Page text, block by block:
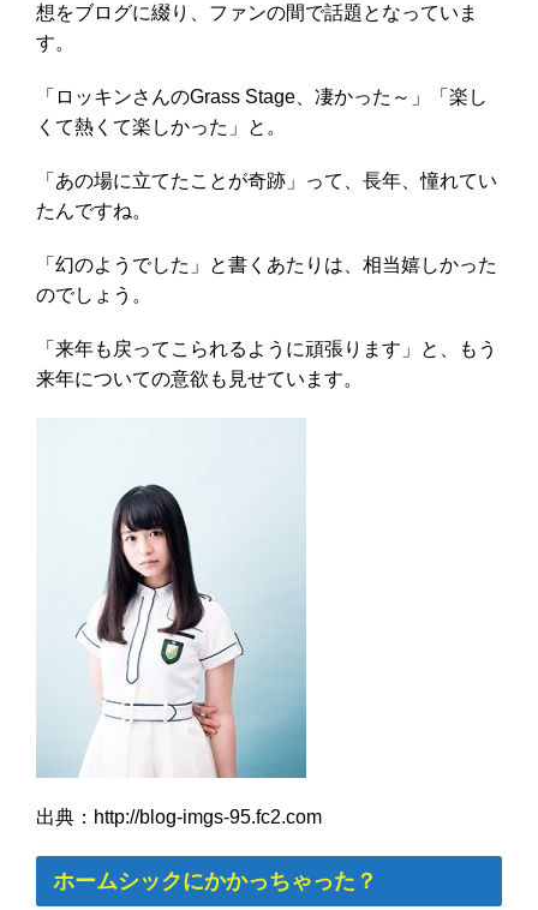
想をブログに綴り、ファンの間で話題となっていま
す。
「ロッキンさんのGrass Stage、凄かった～」「楽し
くて熱くて楽しかった」と。
「あの場に立てたことが奇跡」って、長年、憧れてい
たんですね。
「幻のようでした」と書くあたりは、相当嬉しかった
のでしょう。
「来年も戻ってこられるように頑張ります」と、もう
来年についての意欲も見せています。
出典：http://blog-imgs-95.fc2.com
ホームシックにかかっちゃった？